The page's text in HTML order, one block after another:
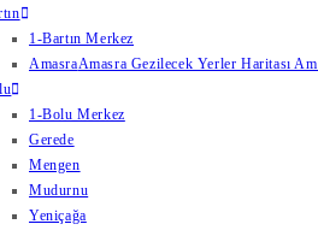
1-Bartın Merkez
AmasraAmasra Gezilecek Yerler Haritası
1-Bolu Merkez
Gerede
Mengen
Mudurnu
Yeniçağa